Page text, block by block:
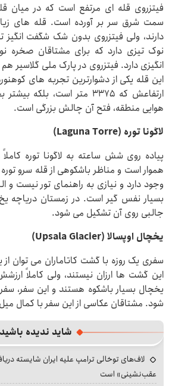
فیتزروی قله ای مرتفع است که در میان
سمت شرق سر بر آورده است. قله های
دارند، ولی فیتزروی بدون شک شگفت انگیز
نوک تیزی دارد که برای مشتاقان
انگیزی دارد. فیتزروی در پارک ملی
این قله یکی از دشوارترین تجربه های
ارتفاعش که ۳۳۷۵ متر است،
هوایی منطقه، فتح آن چالش بزرگی است.
لاگونا توره (Laguna Torre)
پیاده روی شش ساعته به لاگونا توره
هموار است و مناظر باشکوهی از قله سرو
وجود دارد و نیازی به راهنمای تور نیست و
بسیار نفس گیر است. در زمستان دریاچه
جالبی روی آن تشکیل می شود.
یخچال اوپسالا (Upsala Glacier)
سفری یک روزه با گشت کاتاماران می توان از
این گشت ها ارزان نیستند، ولی کاملاً
یخچال بسیار باشکوه هستند و این سفر،
شود. مشتاقان عکاسی از این سفر با کمال
شاید ندیده باشید
لاف‌های توخالی ترامپ علیه ایران شایسته
عقب‌نشینی» است